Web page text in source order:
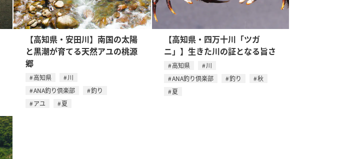
【高知県・安田川】南国の太陽
と黒潮が育てる天然アユの桃源
郷
高知県
川
ANA釣り倶楽部
釣り
アユ
夏
【高知県・四万十川「ツガ
ニ」】生きた川の証となる旨さ
高知県
川
ANA釣り倶楽部
釣り
秋
夏